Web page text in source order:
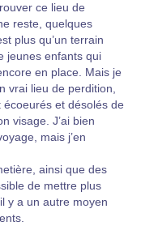
ce lieu de
reste, quelques
plus qu’un terrain
jeunes enfants qui
en place. Mais je
vrai lieu de perdition,
et désolés de
visage. J’ai bien
mais j’en
ainsi que des
de mettre plus
y a un autre moyen